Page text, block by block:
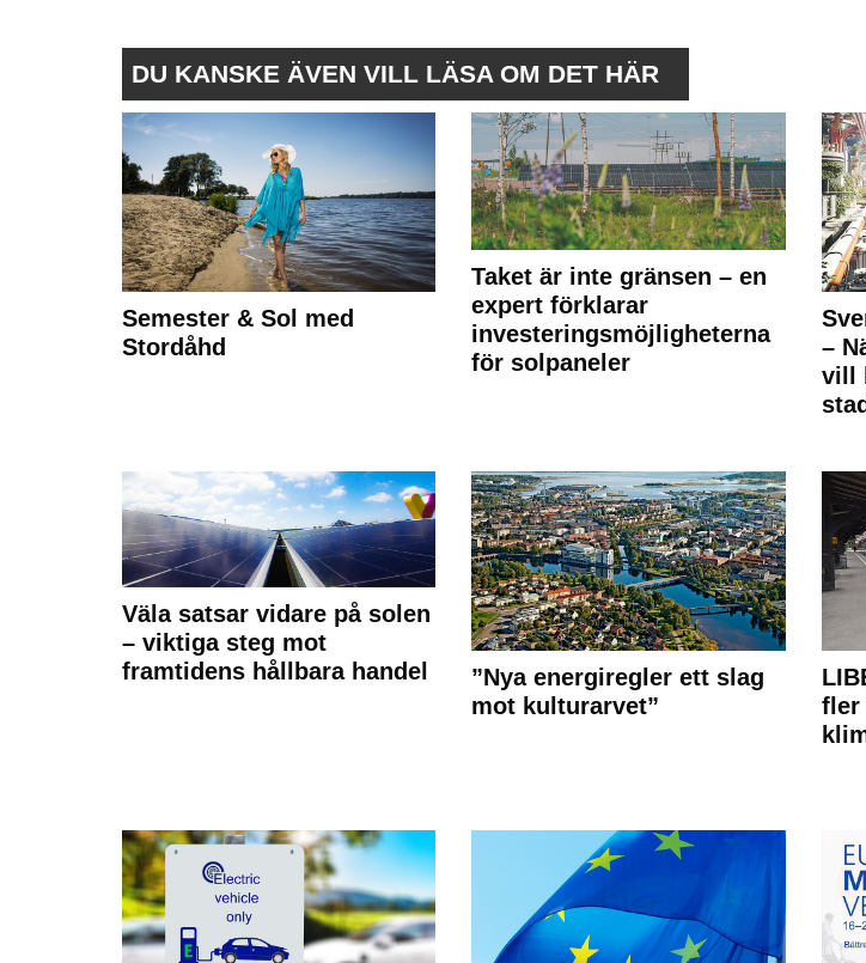
DU KANSKE ÄVEN VILL LÄSA OM DET HÄR
Semester & Sol med
Stordåhd
Taket är inte gränsen – en
expert förklarar
investeringsmöjligheterna
för solpaneler
–
vill
Väla satsar vidare på solen
– viktiga steg mot
framtidens hållbara handel
”Nya energiregler ett slag
mot kulturarvet”
fler